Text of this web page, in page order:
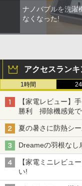
ナノバブルを洗濯
なくなった!
アクセスランキ
1時間
【家電レビュー】
勝利 掃除機感覚で
夏の暑さに防熱シ
Dreameの羽根な
【家電ミニレビュ
い!